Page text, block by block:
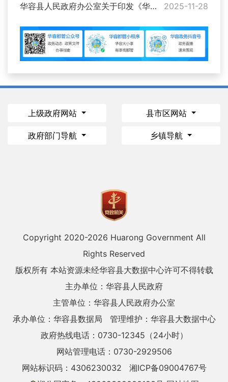
华容县人民政府办公室关于印发《华容县残疾人和65周岁以上老年人免费乘坐县城区公共汽车实施办法》的通知 2025-11-28
上级政府网站 县市区网站
政府部门导航 乡镇导航
Copyright 2020-2026 Huarong Government All
Rights Reserved
版权所有 本站资源未经华容县大数据中心许可不得转载
主办单位：华容县人民政府
主管单位：华容县人民政府办公室
承办单位：华容县数据局
管理维护：华容县大数据中心
政府热线电话：0730-12345（24小时）
网站管理电话：0730-2929506
网站标识码：4306230032
湘ICP备09004767号